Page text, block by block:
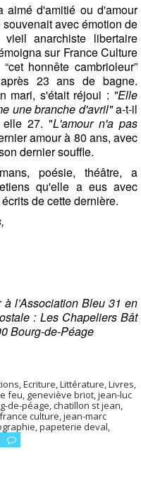
aimé d'amitié ou d'amour
avec émotion de
anarchiste libertaire
sur France Culture
honnête cambrioleur”
23 ans de bagne.
mari, s'était réjoui : "Elle
une branche d'avril"a-t-il
elle 27. "L'amour n'a pas
amour à 80 ans, avec
dernier souffle.
poésie, théâtre, a
qu'elle a eus avec
de cette dernière.
l’Association Bleu 31 en
: Les Chapeliers Bât
Bourg-de-Péage
,Ecriture,Littérature,Livres,
feu, geneviève briot,jean-luc
de-péage,chatillon st jean,
france culture,jean-marc
,papeterie deval,